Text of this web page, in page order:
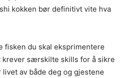
kokken bør definitivt vite hva
fisken du skal eksprimentere
krever særskilte skills for å sikre
av både deg og gjestene